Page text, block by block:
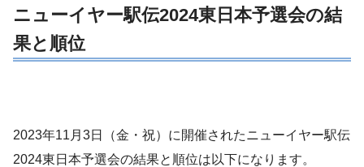
ニューイヤー駅伝2024東日本予選会の結
果と順位
2023年11月3日（金・祝）に開催されたニューイヤー駅伝
2024東日本予選会の結果と順位は以下になります。